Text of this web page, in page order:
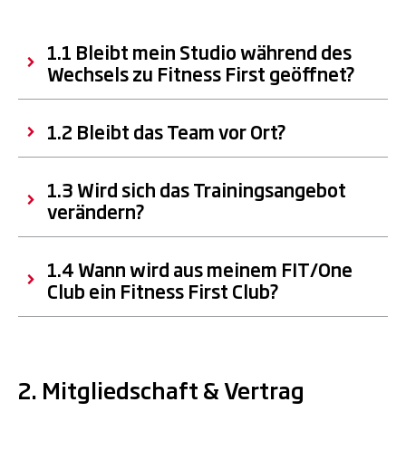
1.1 Bleibt mein Studio während des
Wechsels zu Fitness First geöffnet?
1.2 Bleibt das Team vor Ort?
1.3 Wird sich das Trainingsangebot
verändern?
1.4 Wann wird aus meinem FIT/One
Club ein Fitness First Club?
2. Mitgliedschaft & Vertrag